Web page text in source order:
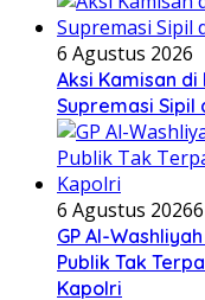
6 Agustus 2026
Aksi Kamisan di
Supremasi Sipil
6 Agustus 2026
GP Al-
Publik Tak
Kapolri